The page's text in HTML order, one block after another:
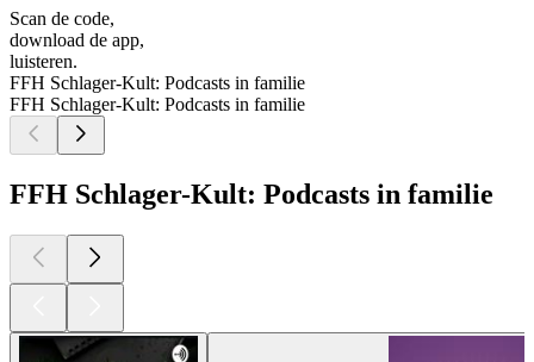
Scan de code,
download de app,
luisteren.
FFH Schlager-Kult: Podcasts in familie
FFH Schlager-Kult: Podcasts in familie
FFH Schlager-Kult: Podcasts in familie